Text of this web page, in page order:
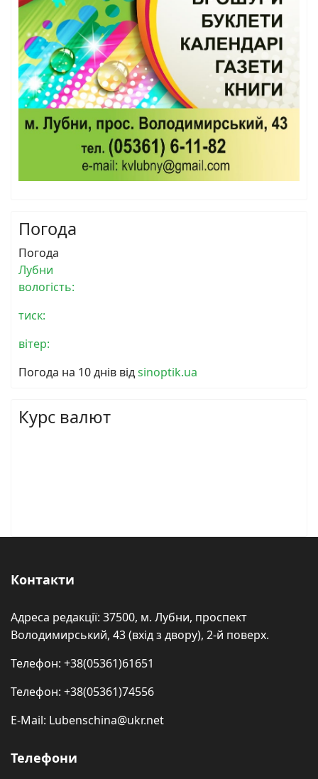
Погода
Погода
Лубни
вологість:
тиск:
вітер:
Погода на 10 днів відsinoptik.ua
Курс валют
Контакти
Адреса редакції: 37500, м. Лубни, проспект
Володимирський, 43 (вхід з двору), 2-й поверх.
Телефон: +38(05361)61651
Телефон: +38(05361)74556
E-Mail: Lubenschina@ukr.net
Телефони